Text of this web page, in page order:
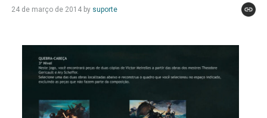
24 de março de 2014by suporte